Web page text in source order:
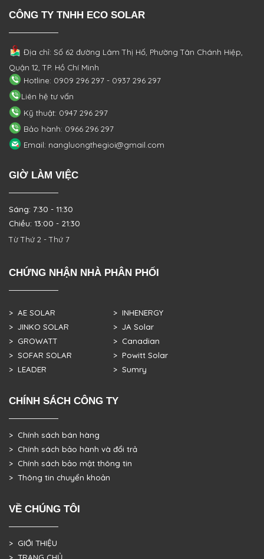
CÔNG TY TNHH ECO SOLAR
Địa chỉ: Số 62 đường Lâm Thị Hố, PhườngTân Chánh Hiệp,
Quận 12, TP. Hồ Chí Minh
Hotline: 0909 296 297 - 0937 296 297
Liên hệ tư vấn
Kỹ thuật: 0947 296 297
Bảo hành: 0966 296 297
Email: nangluongthegioi@gmail.com
GIỜ LÀM VIỆC
Sáng: 7:30 - 11:30
Chiều: 13:00 - 21:30
Từ Thứ 2 - Thứ 7
CHỨNG NHẬN NHÀ PHÂN PHỐI
> AE SOLAR
> JINKO SOLAR
> GROWATT
> SOFAR SOLAR
> LEADER
> INHENERGY
> JA Solar
> Canadian
> Powitt Solar
> Sumry
CHÍNH SÁCH CÔNG TY
> Chính sách bán hàng
> Chính sách bảo hành và đổi trả
> Chính sách bảo mật thông tin
> Thông tin chuyển khoản
VỀ CHÚNG TÔI
> GIỚI THIỆU